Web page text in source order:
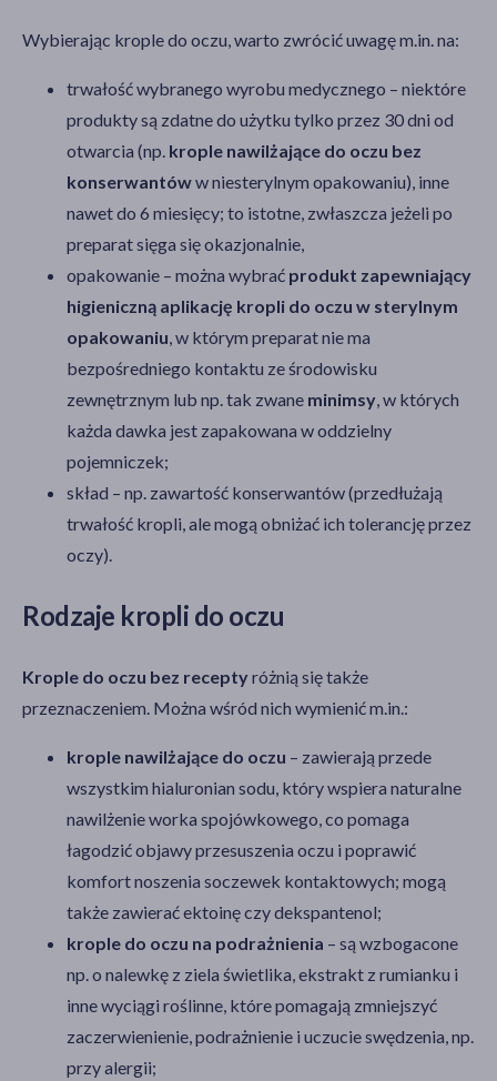
Wybierając krople do oczu, warto zwrócić uwagę m.in. na:
trwałość wybranego wyrobu medycznego – niektóre
produkty są zdatne do użytku tylko przez 30 dni od
otwarcia (np. krople nawilżające do oczu bez
konserwantóww niesterylnym opakowaniu), inne
nawet do 6 miesięcy; to istotne, zwłaszcza jeżeli po
preparat sięga się okazjonalnie,
opakowanie – można wybrać produkt zapewniający
higieniczną aplikację kropli do oczu w sterylnym
opakowaniu, w którym preparat nie ma
bezpośredniego kontaktu ze środowisku
zewnętrznym lub np. tak zwane minimsy, w których
każda dawka jest zapakowana w oddzielny
pojemniczek;
skład – np. zawartość konserwantów (przedłużają
trwałość kropli, ale mogą obniżać ich tolerancję przez
oczy).
Rodzaje kropli do oczu
Krople do oczu bez receptyróżnią się także
przeznaczeniem. Można wśród nich wymienić m.in.:
krople nawilżające do oczu – zawierają przede
wszystkim hialuronian sodu, który wspiera naturalne
nawilżenie worka spojówkowego, co pomaga
łagodzić objawy przesuszenia oczu i poprawić
komfort noszenia soczewek kontaktowych; mogą
także zawierać ektoinę czy dekspantenol;
krople do oczu na podrażnienia – są wzbogacone
np. o nalewkę z ziela świetlika, ekstrakt z rumianku i
inne wyciągi roślinne, które pomagają zmniejszyć
zaczerwienienie, podrażnienie i uczucie swędzenia, np.
przy alergii;